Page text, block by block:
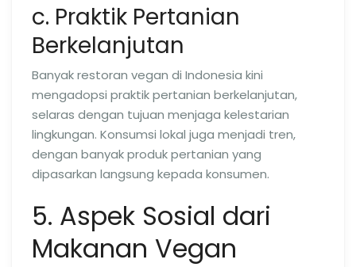
c. Praktik Pertanian
Berkelanjutan
Banyak restoran vegan di Indonesia kini
mengadopsi praktik pertanian berkelanjutan,
selaras dengan tujuan menjaga kelestarian
lingkungan. Konsumsi lokal juga menjadi tren,
dengan banyak produk pertanian yang
dipasarkan langsung kepada konsumen.
5. Aspek Sosial dari
Makanan Vegan